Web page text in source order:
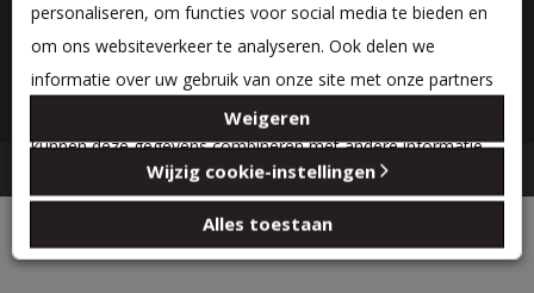
0 product(en) - €0,00
Topper SG45 HARD
personaliseren, om functies voor social media te bieden en
om ons websiteverkeer te analyseren. Ook delen we
informatie over uw gebruik van onze site met onze partners
voor social media, adverteren en analyse. Deze partners
kunnen deze gegevens combineren met andere informatie
die u aan ze heeft verstrekt of die ze hebben verzameld op
basis van uw gebruik van hun services.
Weigeren
Wijzig cookie-instellingen
Alles toestaan